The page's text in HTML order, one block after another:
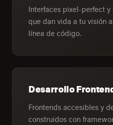
Interfaces pixel-perfect
que dan vida a tu visión
línea de código.
Desarrollo
Frontends accesibles y
construidos con